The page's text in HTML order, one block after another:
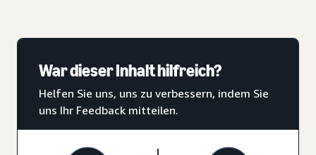
War dieser Inhalt hilfreich?
Helfen Sie uns, uns zu verbessern, indem Sie
uns Ihr Feedback mitteilen.